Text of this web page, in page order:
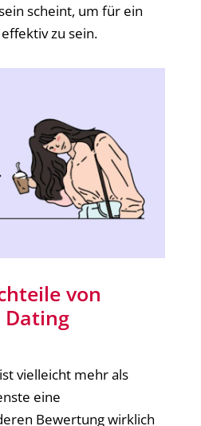
scheint, um für ein
zu sein.
von
Dating
vielleicht mehr als
eine
Bewertung wirklich